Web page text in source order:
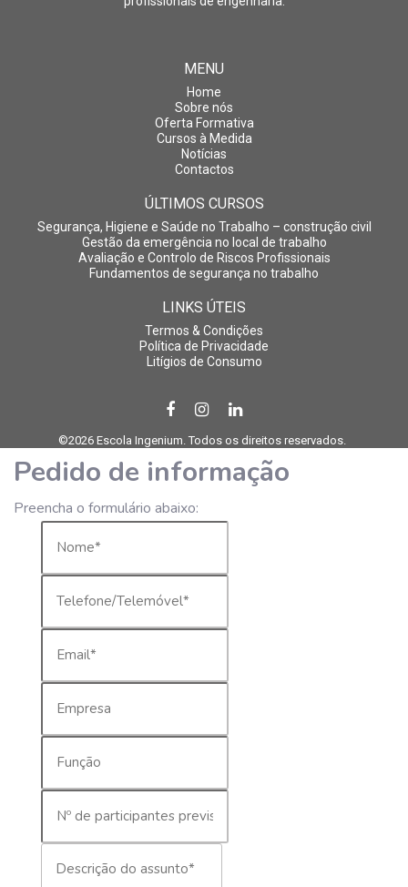
MENU
Home
Sobre nós
Oferta Formativa
Cursos à Medida
Notícias
Contactos
ÚLTIMOS CURSOS
Segurança, Higiene e Saúde no Trabalho – construção civil
Gestão da emergência no local de trabalho
Avaliação e Controlo de Riscos Profissionais
Fundamentos de segurança no trabalho
LINKS ÚTEIS
Termos & Condições
Política de Privacidade
Litígios de Consumo
©2026 Escola Ingenium. Todos os direitos reservados.
Pedido de informação
Preencha o formulário abaixo: